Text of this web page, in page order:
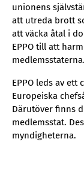
unionens
att utreda brott
att väcka åtal i
EPPO till att
medlemsstaterna.
EPPO leds av
Europeiska
Därutöver finns
medlemsstat.
myndigheterna.